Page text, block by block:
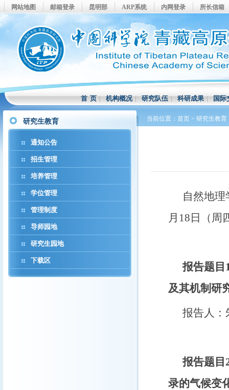
网站地图 邮箱登录 昆明部 ARP系统 内网登录 所长信箱
首 页|机构概况|研究队伍|科研成果|国际
研究生教育
通知公告
招生管理
培养管理
学位管理
管理制度
导师园地
研究生园地
下载区
当前位置： 首页 > 研究生教育
自然地
月18日（周
报告题目
及其机制研
报告人
报告题目
录的气候变